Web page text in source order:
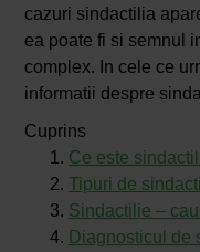
cazuri sindactilia
ea poate fi si semnul
complex. In cele ce
informatii despre
Cuprins
Ce este
Tipuri de
Sindactilie –
Diagnosticul de